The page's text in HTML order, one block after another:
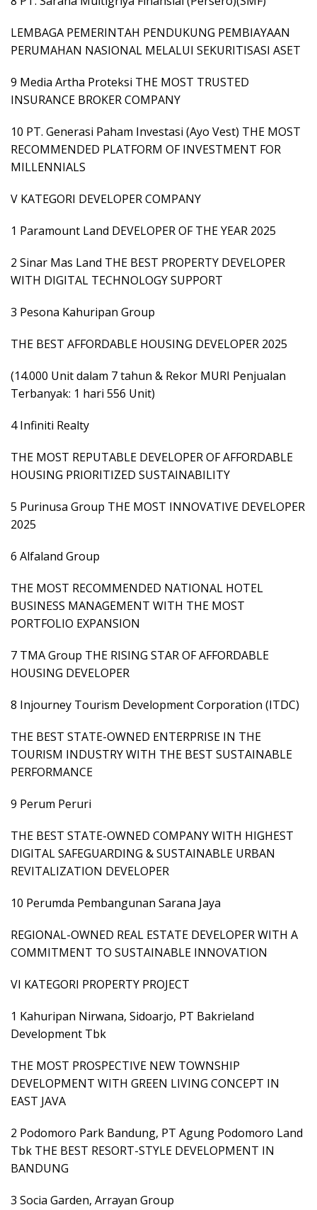
LEMBAGA PEMERINTAH PENDUKUNG PEMBIAYAAN
PERUMAHAN NASIONAL MELALUI SEKURITISASI ASET
9 Media Artha Proteksi THE MOST TRUSTED
INSURANCE BROKER COMPANY
10 PT. Generasi Paham Investasi (Ayo Vest) THE MOST
RECOMMENDED PLATFORM OF INVESTMENT FOR
MILLENNIALS
V KATEGORI DEVELOPER COMPANY
1 Paramount Land DEVELOPER OF THE YEAR 2025
2 Sinar Mas Land THE BEST PROPERTY DEVELOPER
WITH DIGITAL TECHNOLOGY SUPPORT
3 Pesona Kahuripan Group
THE BEST AFFORDABLE HOUSING DEVELOPER 2025
(14.000 Unit dalam 7 tahun & Rekor MURI Penjualan
Terbanyak: 1 hari 556 Unit)
4 Infiniti Realty
THE MOST REPUTABLE DEVELOPER OF AFFORDABLE
HOUSING PRIORITIZED SUSTAINABILITY
5 Purinusa Group THE MOST INNOVATIVE DEVELOPER
2025
6 Alfaland Group
THE MOST RECOMMENDED NATIONAL HOTEL
BUSINESS MANAGEMENT WITH THE MOST
PORTFOLIO EXPANSION
7 TMA Group THE RISING STAR OF AFFORDABLE
HOUSING DEVELOPER
8 Injourney Tourism Development Corporation (ITDC)
THE BEST STATE-OWNED ENTERPRISE IN THE
TOURISM INDUSTRY WITH THE BEST SUSTAINABLE
PERFORMANCE
9 Perum Peruri
THE BEST STATE-OWNED COMPANY WITH HIGHEST
DIGITAL SAFEGUARDING & SUSTAINABLE URBAN
REVITALIZATION DEVELOPER
10 Perumda Pembangunan Sarana Jaya
REGIONAL-OWNED REAL ESTATE DEVELOPER WITH A
COMMITMENT TO SUSTAINABLE INNOVATION
VI KATEGORI PROPERTY PROJECT
1 Kahuripan Nirwana, Sidoarjo, PT Bakrieland
Development Tbk
THE MOST PROSPECTIVE NEW TOWNSHIP
DEVELOPMENT WITH GREEN LIVING CONCEPT IN
EAST JAVA
2 Podomoro Park Bandung, PT Agung Podomoro Land
Tbk THE BEST RESORT-STYLE DEVELOPMENT IN
BANDUNG
3 Socia Garden, Arrayan Group